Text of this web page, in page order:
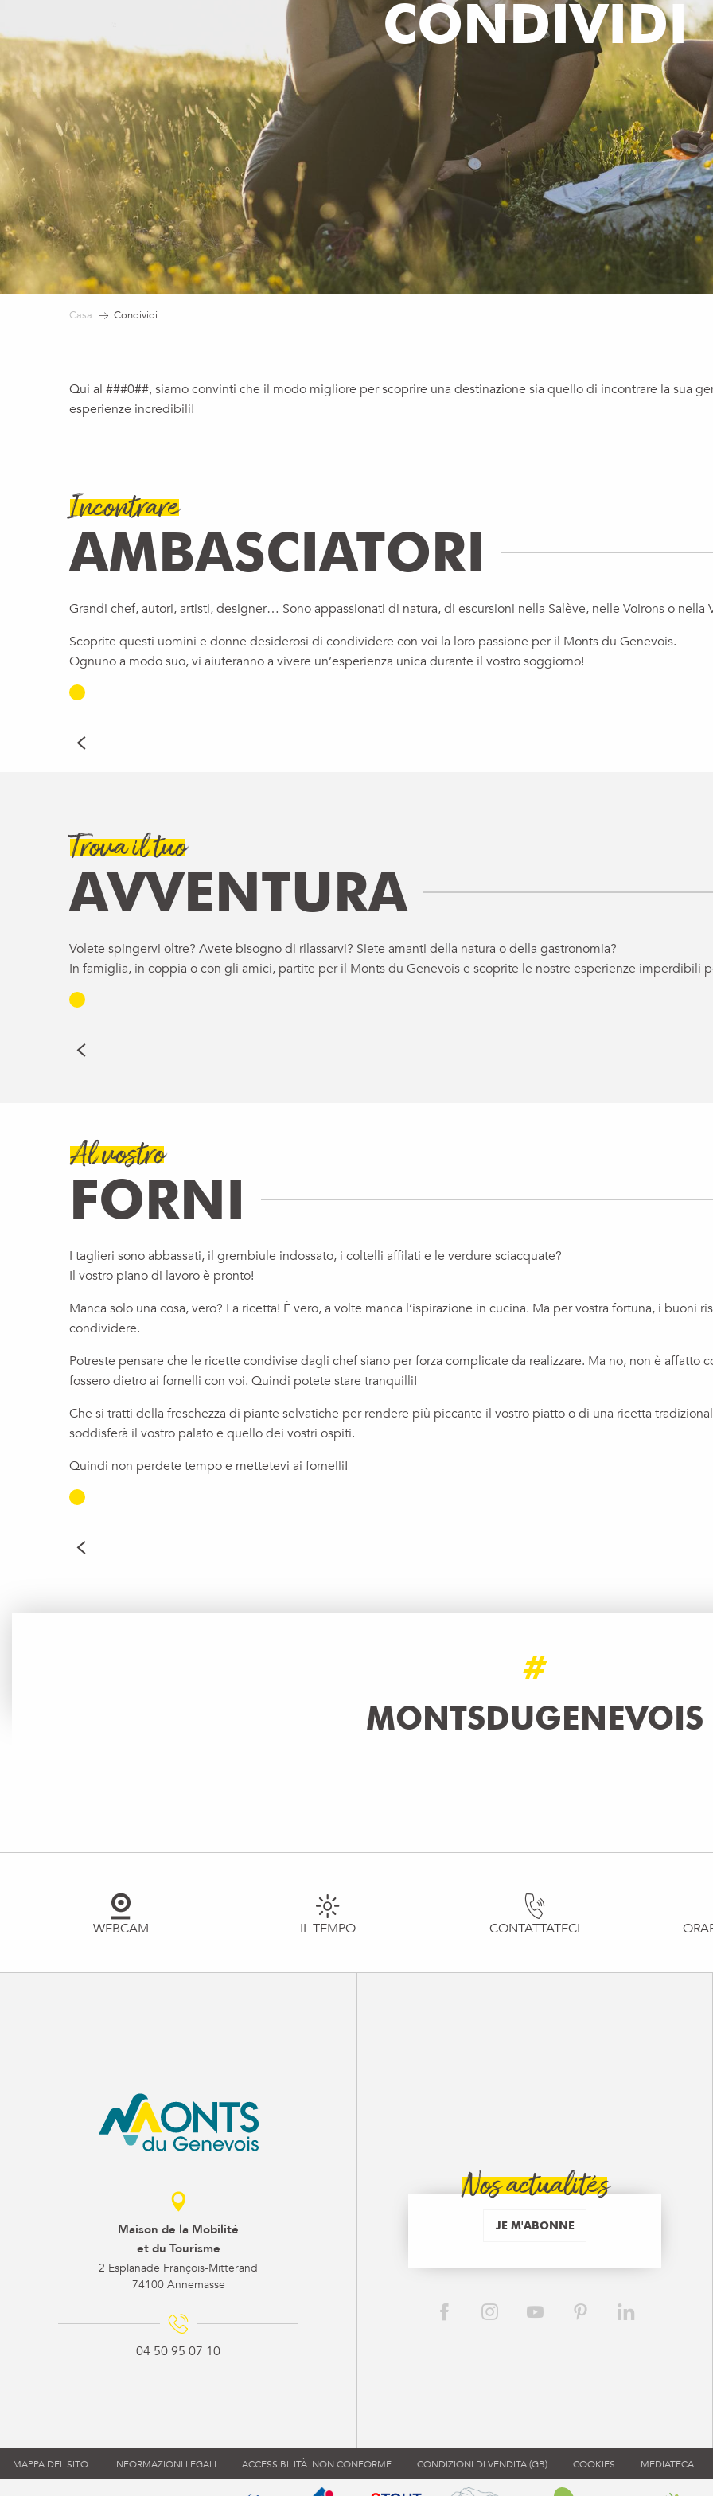
CONDIVIDI
Casa Condividi
Qui al ###0##, siamo convinti che il modo migliore per scoprire una destinazione sia quello di incontrare la sua
esperienze incredibili!
Incontrare
AMBASCIATORI
Grandi chef, autori, artisti, designer… Sono appassionati di natura, di escursioni nella Salève, nelle Voirons o nella
Scoprite questi uomini e donne desiderosi di condividere con voi la loro passione per il Monts du Genevois.
Ognuno a modo suo, vi aiuteranno a vivere un’esperienza unica durante il vostro soggiorno!
Trova il tuo
AVVENTURA
Volete spingervi oltre? Avete bisogno di rilassarvi? Siete amanti della natura o della gastronomia?
In famiglia, in coppia o con gli amici, partite per il Monts du Genevois e scoprite le nostre esperienze imperdibili
RACCOLTA AL REFUGE DES GOURMETS
Al vostro
FORNI
I taglieri sono abbassati, il grembiule indossato, i coltelli affilati e le verdure sciacquate?
Il vostro piano di lavoro è pronto!
Manca solo una cosa, vero? La ricetta! È vero, a volte manca l’ispirazione in cucina. Ma per vostra fortuna, i buoni
condividere.
Potreste pensare che le ricette condivise dagli chef siano per forza complicate da realizzare. Ma no, non è affatto
fossero dietro ai fornelli con voi. Quindi potete stare tranquilli!
Che si tratti della freschezza di piante selvatiche per rendere più piccante il vostro piatto o di una ricetta
soddisferà il vostro palato e quello dei vostri ospiti.
Quindi non perdete tempo e mettetevi ai fornelli!
#
MONTSDUGENEVOIS
WEBCAM IL TEMPO CONTATTATECI
Maison de la Mobilité
et du Tourisme
2 Esplanade François-Mitterand
74100 Annemasse
04 50 95 07 10
Nos actualités
JE M'ABONNE
MAPPA DEL SITO INFORMAZIONI LEGALI ACCESSIBILITÀ: NON CONFORME CONDIZIONI DI VENDITA (GB) COOKIES MEDIATECA